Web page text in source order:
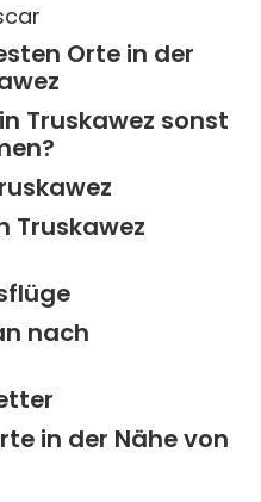
Orte in der
Truskawez sonst
Truskawez
nach
in der Nähe von